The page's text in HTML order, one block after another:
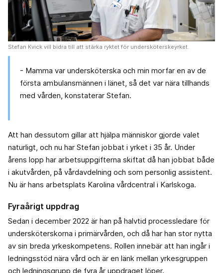
Stefan Kvick vill bidra till att stärka ryktet för undersköterskeyrket.
- Mamma var undersköterska och min morfar en av de
första ambulansmännen i länet, så det var nära tillhands
med vården, konstaterar Stefan.
Att han dessutom gillar att hjälpa människor gjorde valet
naturligt, och nu har Stefan jobbat i yrket i 35 år. Under
årens lopp har arbetsuppgifterna skiftat då han jobbat både
i akutvården, på vårdavdelning och som personlig assistent.
Nu är hans arbetsplats Karolina vårdcentral i Karlskoga.
Fyraårigt uppdrag
Sedan i december 2022 är han på halvtid processledare för
undersköterskorna i primärvården, och då har han stor nytta
av sin breda yrkeskompetens. Rollen innebär att han ingår i
ledningsstöd nära vård och är en länk mellan yrkesgruppen
och ledningsgrupp de fyra år uppdraget löper.